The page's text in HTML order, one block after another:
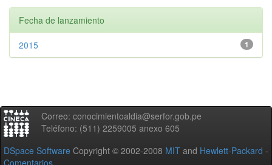
Fecha de lanzamiento
1
2015
Correo: conocimientoaldia@serfor.gob.pe
Teléfono: (511) 2259005 anexo 605
DSpace Software Copyright © 2002-2008 MIT and Hewlett-Packard -
Comentarios